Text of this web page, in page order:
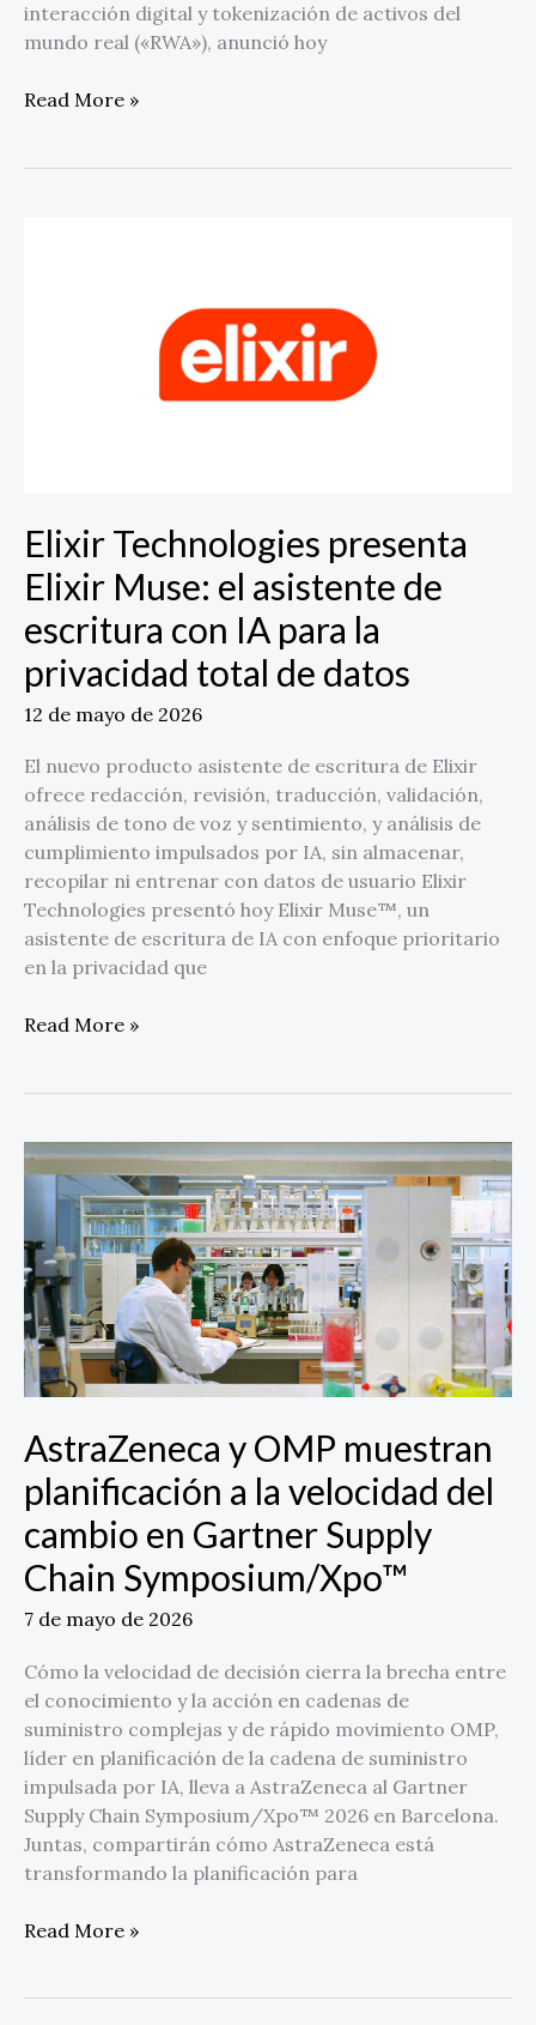
interacción digital y tokenización de activos del
mundo real («RWA»), anunció hoy
Read More »
Elixir Technologies presenta
Elixir Muse: el asistente de
escritura con IA para la
privacidad total de datos
12 de mayo de 2026
El nuevo producto asistente de escritura de Elixir
ofrece redacción, revisión, traducción, validación,
análisis de tono de voz y sentimiento, y análisis de
cumplimiento impulsados por IA, sin almacenar,
recopilar ni entrenar con datos de usuario Elixir
Technologies presentó hoy Elixir Muse™, un
asistente de escritura de IA con enfoque prioritario
en la privacidad que
para
la
privacidad
total
de
datos
Read More »
AstraZeneca y OMP muestran
planificación a la velocidad del
cambio en Gartner Supply
Chain Symposium/Xpo™
7 de mayo de 2026
Cómo la velocidad de decisión cierra la brecha entre
el conocimiento y la acción en cadenas de
suministro complejas y de rápido movimiento OMP,
líder en planificación de la cadena de suministro
impulsada por IA, lleva a AstraZeneca al Gartner
Supply Chain Symposium/Xpo™ 2026 en Barcelona.
Juntas, compartirán cómo AstraZeneca está
transformando la planificación para
AstraZeneca
y
OMP
muestran
planificación
a
la
velocidad
del
en
Supply
Chain
Read More »